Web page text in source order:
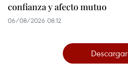
confianza y afecto mutuo
06/08/2026 08:12
Descargar